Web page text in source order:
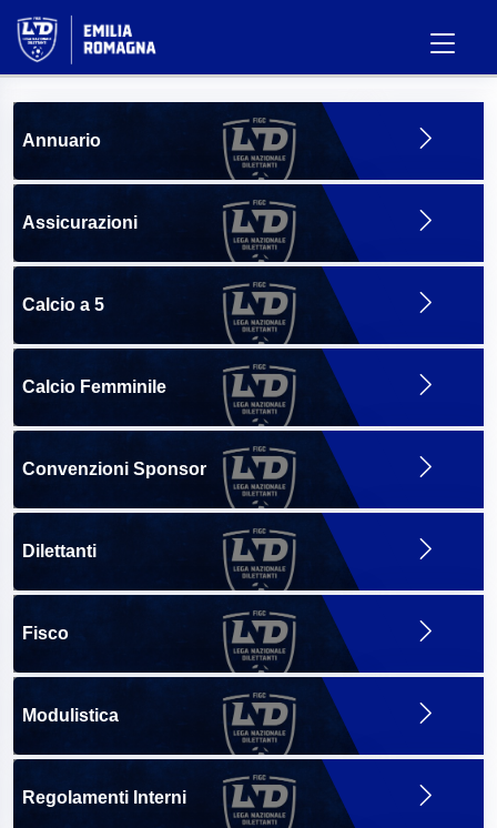
Annuario
Assicurazioni
Calcio a 5
Calcio Femminile
Convenzioni Sponsor
Dilettanti
Fisco
Modulistica
Regolamenti Interni